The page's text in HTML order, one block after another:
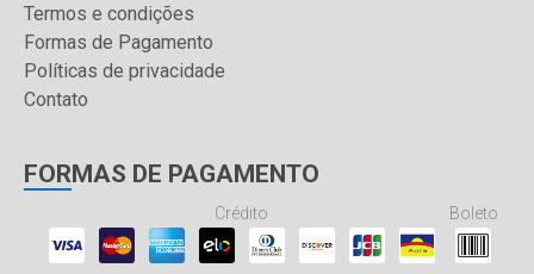
Termos e condições
Formas de Pagamento
Políticas de privacidade
Contato
FORMAS DE PAGAMENTO
Crédito Boleto